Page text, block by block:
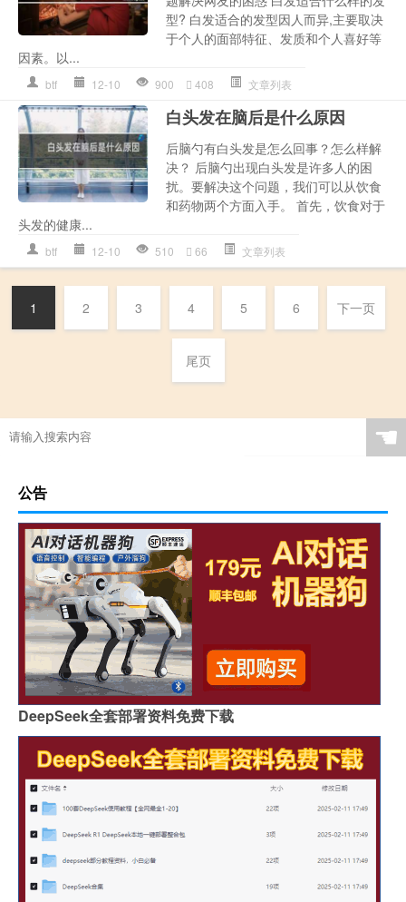
型? 白发适合的发型因人而异,主要取决
于个人的面部特征、发质和个人喜好等
因素。以...
btf 12-10 900 408 文章列表
白头发在脑后是什么原因
后脑勺有白头发是怎么回事？怎么样解
决？ 后脑勺出现白头发是许多人的困
扰。要解决这个问题，我们可以从饮食
和药物两个方面入手。 首先，饮食对于
头发的健康...
btf 12-10 510 66 文章列表
1 2 3 4 5 6 下一页
尾页
☚
公告
DeepSeek全套部署资料免费下载